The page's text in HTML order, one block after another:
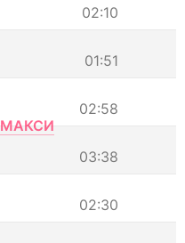
02:10
01:51
02:58
МАКСИ
03:38
02:30